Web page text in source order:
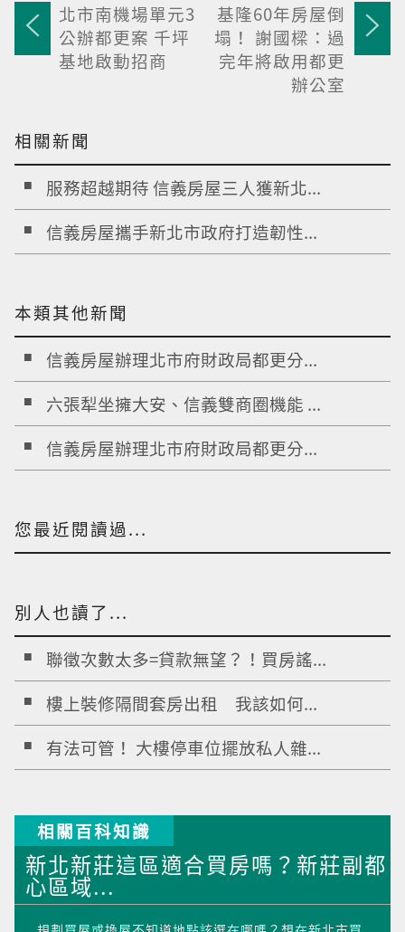
北市南機場單元3
公辦都更案 千坪
基地啟動招商
基隆60年房屋倒
塌！ 謝國樑：過
完年將啟用都更
辦公室
相關新聞
服務超越期待 信義房屋三人獲新北...
信義房屋攜手新北市政府打造韌性...
本類其他新聞
信義房屋辦理北市府財政局都更分...
六張犁坐擁大安、信義雙商圈機能 ...
信義房屋辦理北市府財政局都更分...
您最近閱讀過...
別人也讀了...
聯徵次數太多=貸款無望？！買房謠...
樓上裝修隔間套房出租 我該如何...
有法可管！ 大樓停車位擺放私人雜...
相關百科知識
新北新莊這區適合買房嗎？新莊副都
心區域...